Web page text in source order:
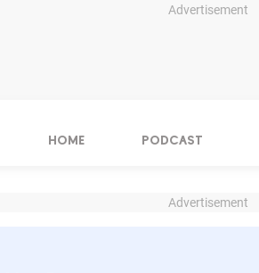
Advertisement
HOME PODCAST
Advertisement